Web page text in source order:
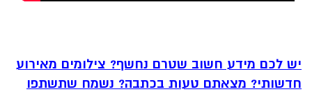
יש לכם מידע חשוב שטרם נחשף? צילומים מאירוע
חדשותי? מצאתם טעות בכתבה? נשמח שתשתפו